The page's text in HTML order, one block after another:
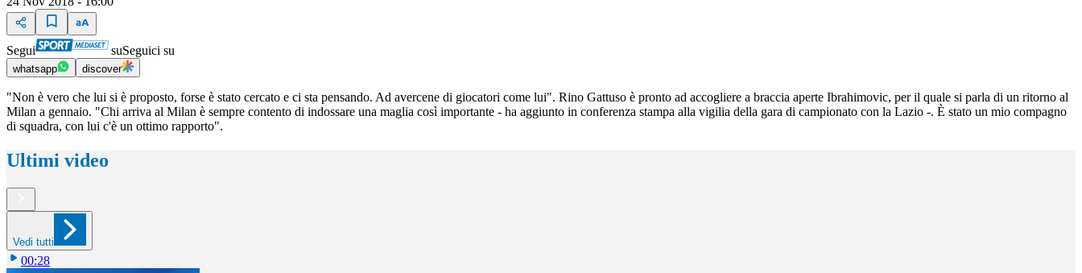
Segui suSeguici su
whatsapp discover
"Non è vero che lui si è proposto, forse è stato cercato e ci sta pensando. Ad avercene di giocatori come lui". Rino Gattuso è pronto ad accogliere a braccia aperte Ibrahimovic, per il quale si parla di un ritorno al
Milan a gennaio. "Chi arriva al Milan è sempre contento di indossare una maglia così importante - ha aggiunto in conferenza stampa alla vigilia della gara di campionato con la Lazio -. È stato un mio compagno
di squadra, con lui c'è un ottimo rapporto".
Ultimi video
Vedi tutti
00:28